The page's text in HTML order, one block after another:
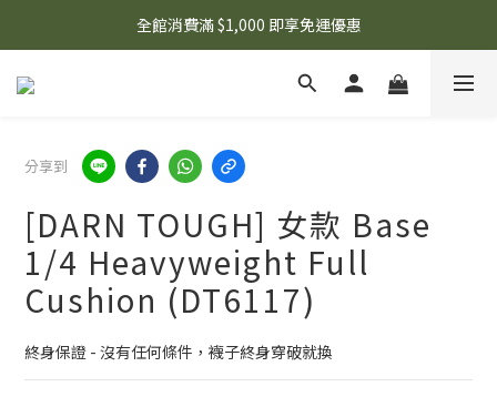
🌟 想知道現在有什麼優惠嗎？ 點擊查看最新優惠！
全館消費滿 $1,000 即享免運優惠
🌟 想知道現在有什麼優惠嗎？ 點擊查看最新優惠！
分享到
[DARN TOUGH] 女款 Base
1/4 Heavyweight Full
Cushion (DT6117)
終身保證 - 沒有任何條件，襪子終身穿破就換